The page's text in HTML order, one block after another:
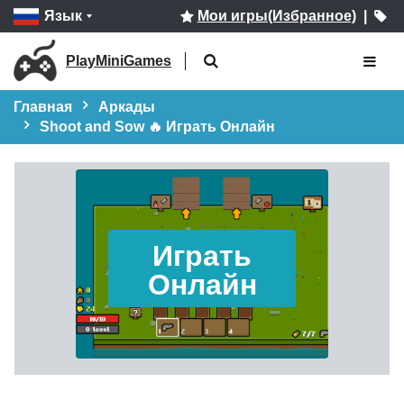
Язык Мои игры(Избранное)|
PlayMiniGames
Главная
Аркады
Shoot and Sow 🔥 Играть Онлайн
Играть
Онлайн